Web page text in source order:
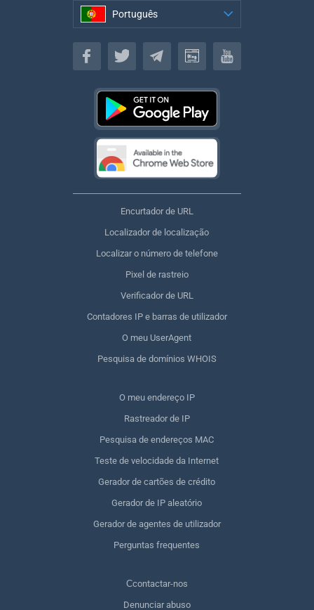
Português
Português
Encurtador de URL
Localizador de localização
Localizar o número de telefone
Pixel de rastreio
Verificador de URL
Contadores IP e barras de utilizador
O meu UserAgent
Pesquisa de domínios WHOIS
O meu endereço IP
Rastreador de IP
Pesquisa de endereços MAC
Teste de velocidade da Internet
Gerador de cartões de crédito
Gerador de IP aleatório
Gerador de agentes de utilizador
Perguntas frequentes
Сcontactar-nos
Denunciar abuso